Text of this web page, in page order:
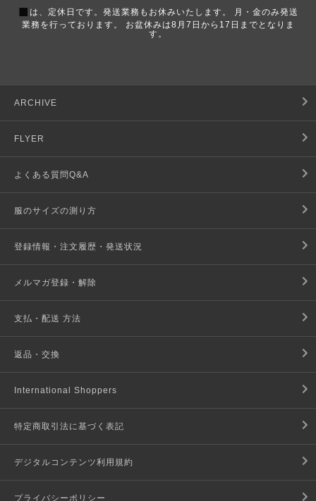
■ は、定休日です。発送業務もお休みいたします。 月・金のみ発送
業務を行っております。 お盆休みは8月7日から17日までとなりま
す。
ARCHIVE
FLYER
よくある質問Q&A
服のサイズの測り方
登録情報・注文履歴・発送状況
メルマガ登録・解除
支払・配送 方法
返品・交換
International Shoppers
特定商取引法に基づく表記
デジタルコンテンツ利用規約
プライバシーポリシー